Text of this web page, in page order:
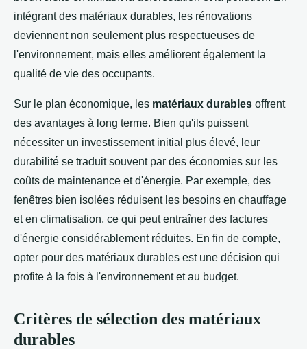
intégrant des matériaux durables, les rénovations
deviennent non seulement plus respectueuses de
l'environnement, mais elles améliorent également la
qualité de vie des occupants.
Sur le plan économique, les matériaux durables offrent
des avantages à long terme. Bien qu'ils puissent
nécessiter un investissement initial plus élevé, leur
durabilité se traduit souvent par des économies sur les
coûts de maintenance et d'énergie. Par exemple, des
fenêtres bien isolées réduisent les besoins en chauffage
et en climatisation, ce qui peut entraîner des factures
d'énergie considérablement réduites. En fin de compte,
opter pour des matériaux durables est une décision qui
profite à la fois à l'environnement et au budget.
Critères de sélection des matériaux
durables